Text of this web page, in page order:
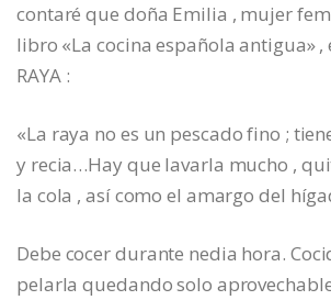
contaré que doña Emilia , mujer
libro «La cocina española antigua» ,
RAYA :
«La raya no es un pescado fino ;
y recia…Hay que lavarla mucho ,
la cola , así como el amargo del
Debe cocer durante nedia hora.
pelarla quedando solo